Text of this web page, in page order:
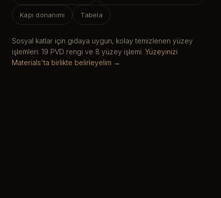
Kapı donanımı Tabela
Sosyal katlar için gıdaya uygun, kolay temizlenen yüzey
işlemleri: 19 PVD rengi ve 8 yüzey işlemi. Yüzeyinizi
Materials'ta birlikte belirleyelim →